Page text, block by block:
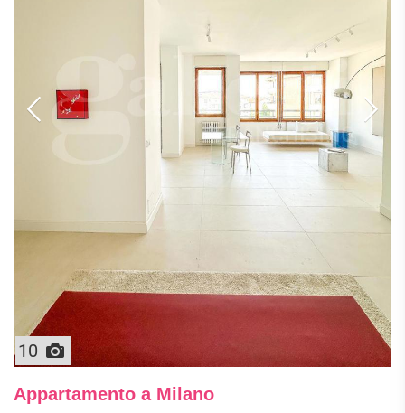
INDIPENDENTI
LOFT
CASALI
COMMERCIALI
APPARTAMENTI
CON
GIARDINO
APPARTAMENTI
CON BOX
APPARTAMENTI
VICINO
ALLA
METROPOLITANA
SCHIERA
10
Appartamento a Milano